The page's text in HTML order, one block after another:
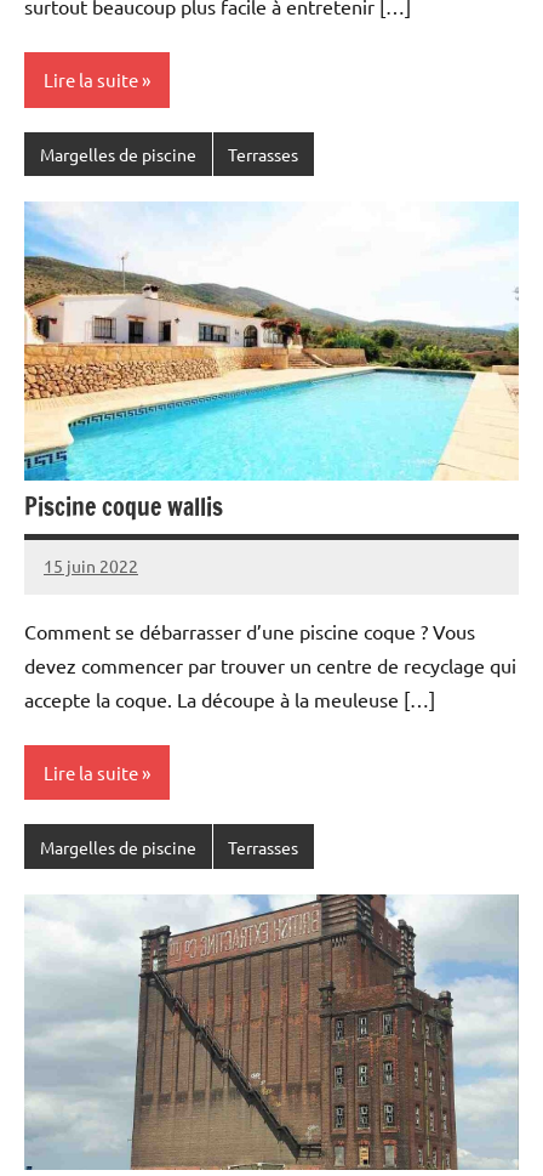
surtout beaucoup plus facile à entretenir […]
Lire la suite
Margelles de piscine Terrasses
Piscine coque wallis
15 juin 2022
Comment se débarrasser d’une piscine coque ? Vous
devez commencer par trouver un centre de recyclage qui
accepte la coque. La découpe à la meuleuse […]
Lire la suite
Margelles de piscine Terrasses